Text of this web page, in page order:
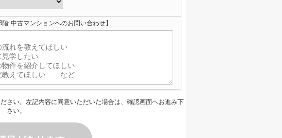
階 中古マンションへのお問い合わせ】
さい。左記内容に同意いただいた場合は、確認画面へお進み下
さい。